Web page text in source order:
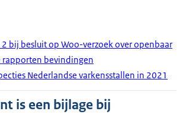
bij besluit op Woo-verzoek over openbaar
bevindingen
Nederlandse varkensstallen in 2021
is een bijlage bij